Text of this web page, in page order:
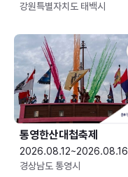
강원특별자치도 태백시
통영한산대첩축제
2026.08.12~2026.08.16
경상남도 통영시